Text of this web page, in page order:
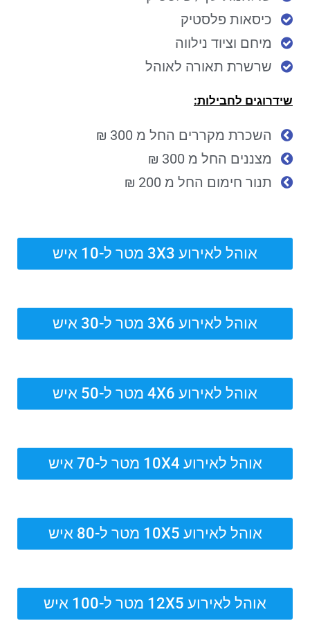
כיסאות פלסטיק
מיחם וציוד נילווה
שרשרת תאורה לאוהל
שידרוגים לחבילות:
השכרת מקררים החל מ 300 ₪
מצננים החל מ 300 ₪
תנור חימום החל מ 200 ₪
אוהל לאירוע 3X3 מטר ל-10 איש
אוהל לאירוע 3X6 מטר ל-30 איש
אוהל לאירוע 4X6 מטר ל-50 איש
אוהל לאירוע 10X4 מטר ל-70 איש
אוהל לאירוע 10X5 מטר ל-80 איש
אוהל לאירוע 12X5 מטר ל-100 איש